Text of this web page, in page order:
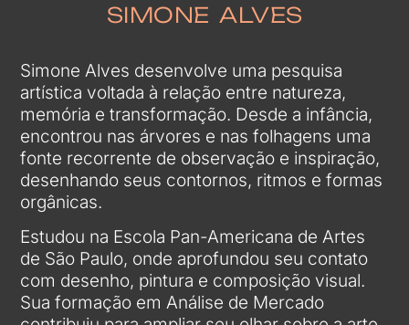
SIMONE ALVES
Simone Alves desenvolve uma pesquisa
artística voltada à relação entre natureza,
memória e transformação. Desde a infância,
encontrou nas árvores e nas folhagens uma
fonte recorrente de observação e inspiração,
desenhando seus contornos, ritmos e formas
orgânicas.
Estudou na Escola Pan-Americana de Artes
de São Paulo, onde aprofundou seu contato
com desenho, pintura e composição visual.
Sua formação em Análise de Mercado